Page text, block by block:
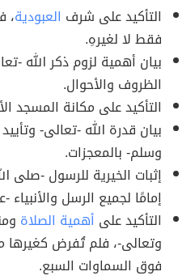
التأكيد على شرف العبودية،
فقط لا لغيرهِ.
بيان أهمية لزوم ذكر الله -
الظروف والأحوال.
التأكيد على مكانة المسجد
بيان قدرة الله -تعالى-
وسلم- بالمعجزات.
إثبات الخيرية للرسول -صلى
إمامًا لجميع الرسل
التأكيد على أهمية الصلاة
وتعالى-، فلم تُفرض كغيرها
فوق السماوات السبع.